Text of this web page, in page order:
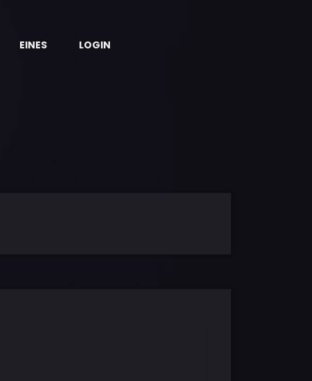
EINES LOGIN